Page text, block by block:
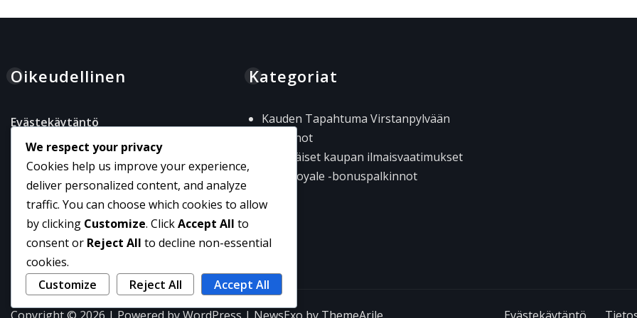
Oikeudellinen
Evästekäytäntö
Tietosuojapolitiikka
Käyttöehdot
Yhteystiedot
Meidän tarinamme
Kategoriat
Kauden Tapahtuma Virstanpylvään
Palkinnot
Päivittäiset kaupan ilmaisvaatimukset
Pass Royale -bonuspalkinnot
Copyright © 2026 | Powered byWordPress | NewsExo by ThemeArile Evästekäytäntö
We respect your privacy
Cookies help us improve your experience,
deliver personalized content, and analyze
traffic. You can choose which cookies to allow
by clicking Customize. ClickAccept All to
consent or Reject All to decline non-essential
cookies.
Customize
Reject All Accept All